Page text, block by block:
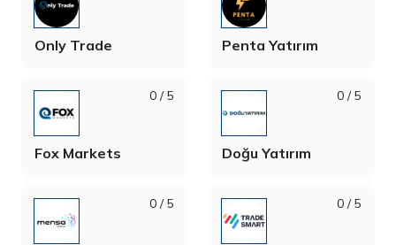
Only Trade Penta Yatırım
0 / 5
Fox Markets
0 / 5
Doğu Yatırım
0 / 5 0 / 5